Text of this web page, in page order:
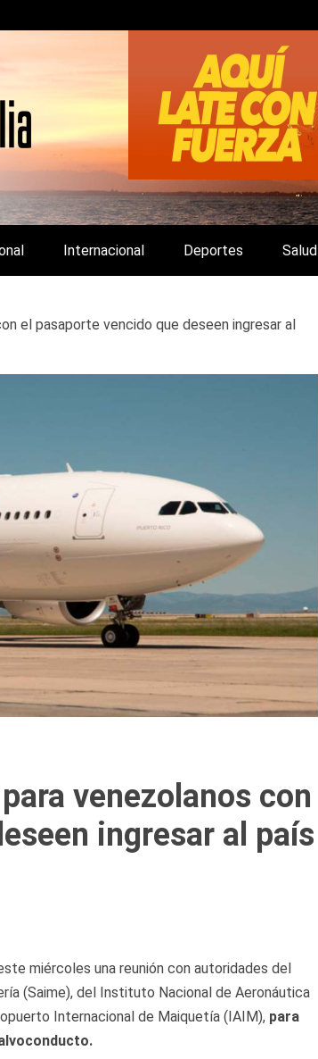
GENERAL.
Internacional Deportes Salud
el pasaporte vencido que deseen ingresar al
venezolanos con
ingresar al país
miércoles una reunión con autoridades del
(Saime), del Instituto Nacional de Aeronáutica
Internacional de Maiquetía (IAIM), para